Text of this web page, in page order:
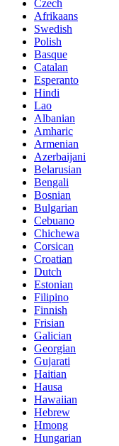
Czech
Afrikaans
Swedish
Polish
Basque
Catalan
Esperanto
Hindi
Lao
Albanian
Amharic
Armenian
Azerbaijani
Belarusian
Bengali
Bosnian
Bulgarian
Cebuano
Chichewa
Corsican
Croatian
Dutch
Estonian
Filipino
Finnish
Frisian
Galician
Georgian
Gujarati
Haitian
Hausa
Hawaiian
Hebrew
Hmong
Hungarian